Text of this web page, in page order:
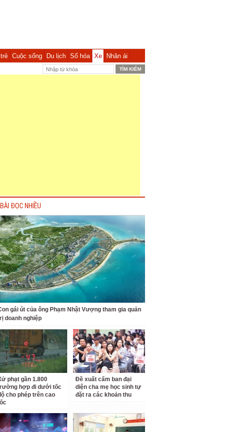
Cuộc sống Du lịch Số hóa Xe Nhân ái
BÀI ĐỌC NHIỀU
gái út của ông Phạm Nhật Vượng tham gia quản
doanh nghiệp
phạt gần 1.800
hợp đi dưới tốc
cho phép trên cao
Đề xuất cấm ban đại
diện cha mẹ học sinh tự
đặt ra các khoản thu